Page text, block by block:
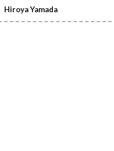
Hiroya Yamada